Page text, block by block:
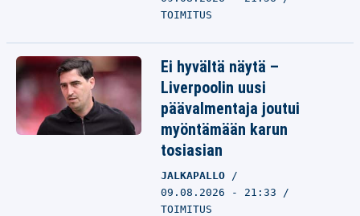
TOIMITUS
Ei hyvältä näytä –
Liverpoolin uusi
päävalmentaja joutui
myöntämään karun
tosiasian
JALKAPALLO
09.08.2026 - 21:33
TOIMITUS